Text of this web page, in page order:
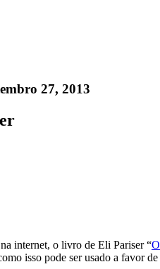
27, 2013
internet, o livro de Eli Pariser “
isso pode ser usado a favor